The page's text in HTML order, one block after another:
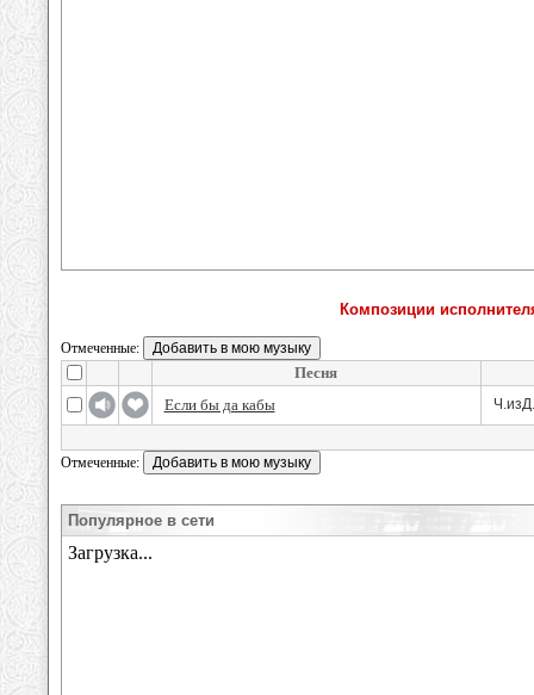
Композиции
Отмеченные:
Песня
Если бы да кабы
Отмеченные:
Популярное в сети